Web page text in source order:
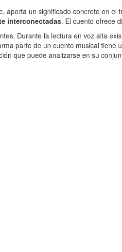
un significado concreto en
interconectadas. El cuento ofrece
Durante la lectura en voz alta
parte de un cuento musical
que puede analizarse en su